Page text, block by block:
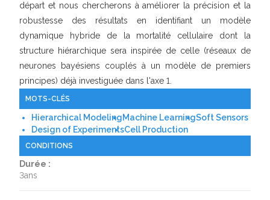
départ et nous chercherons à améliorer la précision et la
robustesse des résultats en identifiant un modèle
dynamique hybride de la mortalité cellulaire dont la
structure hiérarchique sera inspirée de celle (réseaux de
neurones bayésiens couplés à un modèle de premiers
principes) déjà investiguée dans l'axe 1.
MOTS-CLÉS
Hierarchical ModelingMachine LearningSoft Sensors
Design of ExperimentsCell Production
CONDITIONS
Durée :
3ans